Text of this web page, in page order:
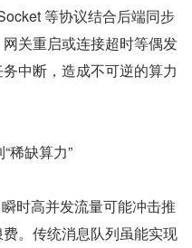
等协议结合后端同步
关重启或连接超时等偶发
中断，造成不可逆的算力
稀缺算力”
时高并发流量可能冲击推
。传统消息队列虽能实现